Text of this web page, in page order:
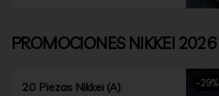
*10 cortes Maguro Acevichado Rolls /
acevichado
PROMOCIONES NIKKEI 2026
-29%
20 Piezas Nikkei (A)